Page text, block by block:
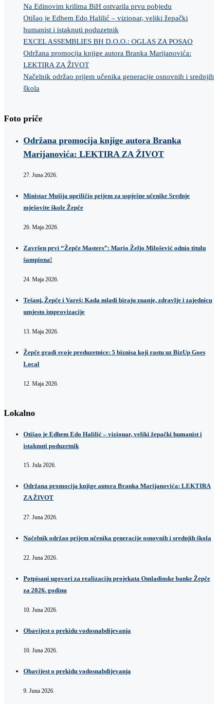
Na Edinovim krilima BiH ostvarila prvu pobjedu
Otišao je Edhem Edo Halilić – vizionar, veliki žepački
humanist i istaknuti poduzetnik
EXCEL ASSEMBLIES BH D.O.O.: OGLAS ZA POSAO
Održana promocija knjige autora Branka Marijanovića:
LEKTIRA ZA ŽIVOT
Načelnik održao prijem učenika generacije osnovnih i srednjih
škola
Foto priče
Održana promocija knjige autora Branka
Marijanovića: LEKTIRA ZA ŽIVOT
27. Juna 2026.
Ministar Mušija upriličio prijem za uspješne učenike Srednje
mješovite škole Žepče
26. Maja 2026.
Završen prvi “Žepče Masters”: Mario Željo Milošević odnio titulu
šampiona!
24. Maja 2026.
Tešanj, Žepče i Vareš: Kada mladi biraju znanje, zdravlje i zajednicu
umjesto improvizacije
13. Maja 2026.
Žepče gradi svoje preduzetnice: 5 biznisa koji rastu uz BizUp Goes
Local
12. Maja 2026.
Lokalno
Otišao je Edhem Edo Halilić – vizionar, veliki žepački humanist i
istaknuti poduzetnik
15. Jula 2026.
Održana promocija knjige autora Branka Marijanovića: LEKTIRA
ZA ŽIVOT
27. Juna 2026.
Načelnik održao prijem učenika generacije osnovnih i srednjih škola
22. Juna 2026.
Potpisani ugovori za realizaciju projekata Omladinske banke Žepče
za 2026. godinu
10. Juna 2026.
Obavijest o prekidu vodosnabdijevanja
10. Juna 2026.
Obavijest o prekidu vodosnabdijevanja
9. Juna 2026.